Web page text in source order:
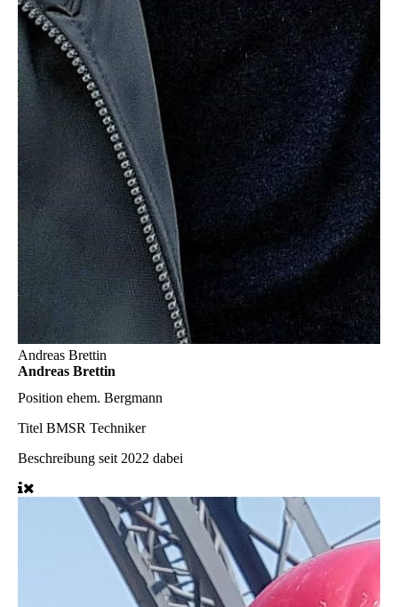
Andreas Brettin
Andreas Brettin
Position ehem. Bergmann
Titel BMSR Techniker
Beschreibung seit 2022 dabei